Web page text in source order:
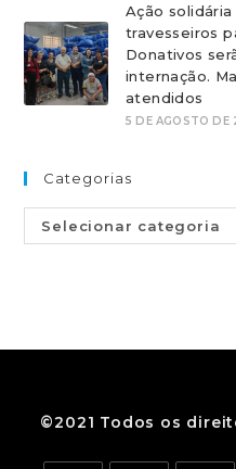
Ação
travesseiros
Donativos
internação.
atendidos
5 DE AGOSTO DE
Categorias
Selecionar categoria
©2021 Todos os